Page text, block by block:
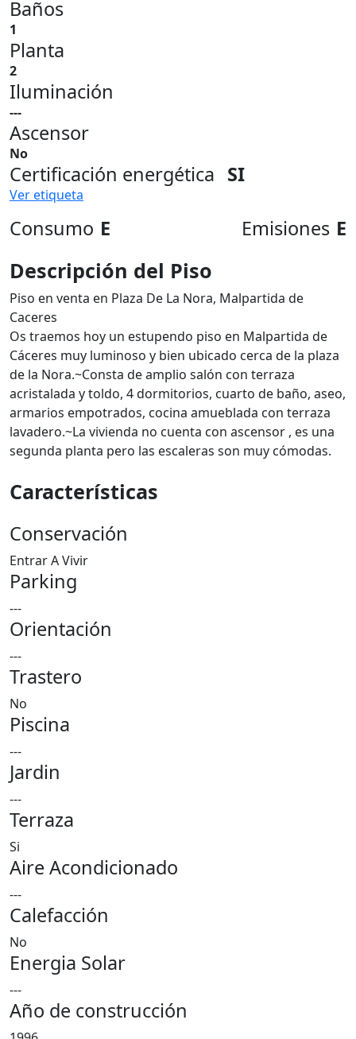
Baños
1
Planta
2
Iluminación
---
Ascensor
No
Certificación energética SI
Ver etiqueta
Consumo E Emisiones E
Descripción del Piso
Piso en venta en Plaza De La Nora, Malpartida de
Caceres
Os traemos hoy un estupendo piso en Malpartida de
Cáceres muy luminoso y bien ubicado cerca de la plaza
de la Nora.~Consta de amplio salón con terraza
acristalada y toldo, 4 dormitorios, cuarto de baño, aseo,
armarios empotrados, cocina amueblada con terraza
lavadero.~La vivienda no cuenta con ascensor , es una
segunda planta pero las escaleras son muy cómodas.
Características
Conservación
Entrar A Vivir
Parking
---
Orientación
---
Trastero
No
Piscina
---
Jardin
---
Terraza
Si
Aire Acondicionado
---
Calefacción
No
Energia Solar
---
Año de construcción